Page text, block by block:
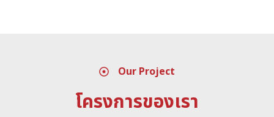
Our Project
โครงการของเรา